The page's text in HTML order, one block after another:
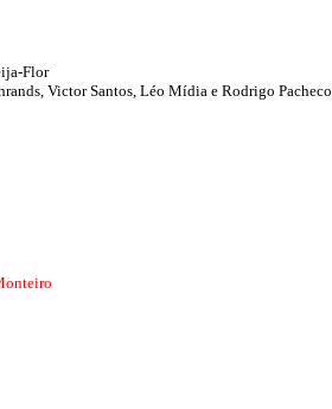
Flor
Victor Santos, Léo Mídia e Rodrigo Pacheco